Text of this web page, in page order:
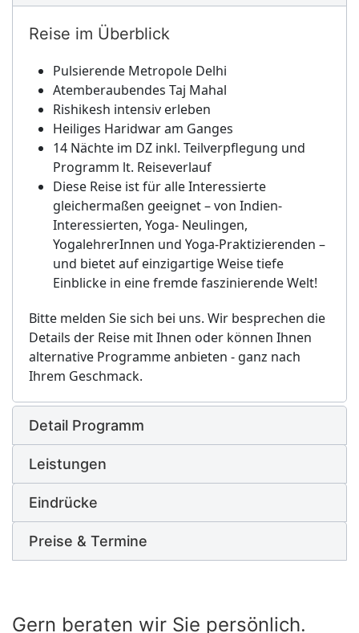
Reise im Überblick
Pulsierende Metropole Delhi
Atemberaubendes Taj Mahal
Rishikesh intensiv erleben
Heiliges Haridwar am Ganges
14 Nächte im DZ inkl. Teilverpflegung und
Programm lt. Reiseverlauf
Diese Reise ist für alle Interessierte
gleichermaßen geeignet – von Indien-
Interessierten, Yoga- Neulingen,
YogalehrerInnen und Yoga-Praktizierenden –
und bietet auf einzigartige Weise tiefe
Einblicke in eine fremde faszinierende Welt!
Bitte melden Sie sich bei uns. Wir besprechen die
Details der Reise mit Ihnen oder können Ihnen
alternative Programme anbieten - ganz nach
Ihrem Geschmack.
Detail Programm
Leistungen
Eindrücke
Preise & Termine
Gern beraten wir Sie persönlich.